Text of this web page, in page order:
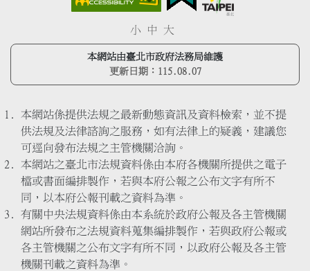
小 中 大
本網站由臺北市政府法務局維護
更新日期： 115.08.07
本網站係提供法規之最新動態資訊及資料檢索，並不提
供法規及法律諮詢之服務，如有法律上的疑義，建議您
可逕向發布法規之主管機關洽詢。
本網站之臺北市法規資料係由本府各機關所提供之電子
檔或書面編排製作，若與本府公報之公布文字有所不
同，以本府公報刊載之資料為準。
有關中央法規資料係由本系統於政府公報及各主管機關
網站所發布之法規資料蒐集編排製作，若與政府公報或
各主管機關之公布文字有所不同，以政府公報及各主管
機關刊載之資料為準。